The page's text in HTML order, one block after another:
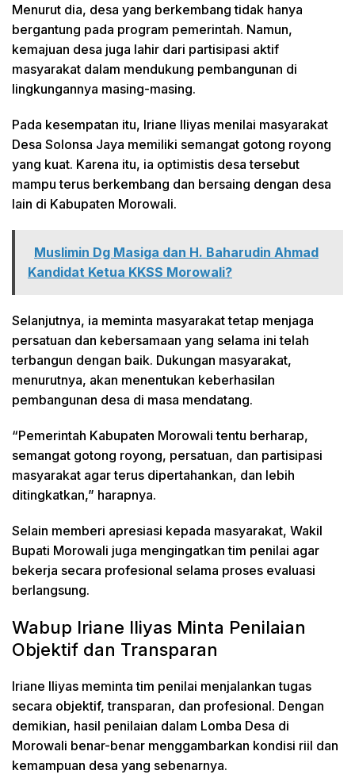
Menurut dia, desa yang berkembang tidak hanya
bergantung pada program pemerintah. Namun,
kemajuan desa juga lahir dari partisipasi aktif
masyarakat dalam mendukung pembangunan di
lingkungannya masing-masing.
Pada kesempatan itu, Iriane Iliyas menilai masyarakat
Desa Solonsa Jaya memiliki semangat gotong royong
yang kuat. Karena itu, ia optimistis desa tersebut
mampu terus berkembang dan bersaing dengan desa
lain di Kabupaten Morowali.
Muslimin Dg Masiga dan H. Baharudin Ahmad
Kandidat Ketua KKSS Morowali?
Selanjutnya, ia meminta masyarakat tetap menjaga
persatuan dan kebersamaan yang selama ini telah
terbangun dengan baik. Dukungan masyarakat,
menurutnya, akan menentukan keberhasilan
pembangunan desa di masa mendatang.
“Pemerintah Kabupaten Morowali tentu berharap,
semangat gotong royong, persatuan, dan partisipasi
masyarakat agar terus dipertahankan, dan lebih
ditingkatkan,” harapnya.
Selain memberi apresiasi kepada masyarakat, Wakil
Bupati Morowali juga mengingatkan tim penilai agar
bekerja secara profesional selama proses evaluasi
berlangsung.
Wabup Iriane Iliyas Minta Penilaian
Objektif dan Transparan
Iriane Iliyas meminta tim penilai menjalankan tugas
secara objektif, transparan, dan profesional. Dengan
demikian, hasil penilaian dalam Lomba Desa di
Morowali benar-benar menggambarkan kondisi riil dan
kemampuan desa yang sebenarnya.